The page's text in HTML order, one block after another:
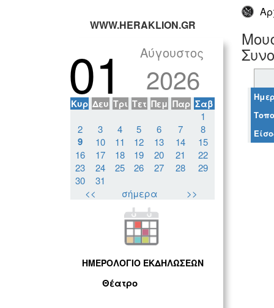
WWW.HERAKLION.GR
01 Αύγουστος
2026
Κυρ Δευ Τρι Τετ Πεμ Παρ Σαβ
1
2
3 4 5 6 7 8
9 10 11 12 13 14
15
16
17 18 19 20 21
22
23
24 25 26 27 28
29
30
31
<<
σήμερα >>
ΗΜΕΡΟΛΟΓΙΟ ΕΚΔΗΛΩΣΕΩΝ
Θέατρο